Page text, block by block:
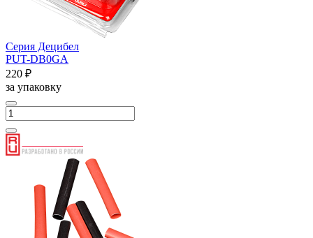
Серия Децибел
PUT-DB0GA
220 ₽
за упаковку